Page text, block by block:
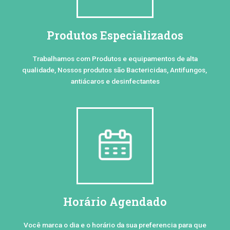
Produtos Especializados
Trabalhamos com Produtos e equipamentos de alta
qualidade, Nossos produtos são Bactericidas, Antifungos,
antiácaros e desinfectantes
Horário Agendado
Você marca o dia e o horário da sua preferencia para que